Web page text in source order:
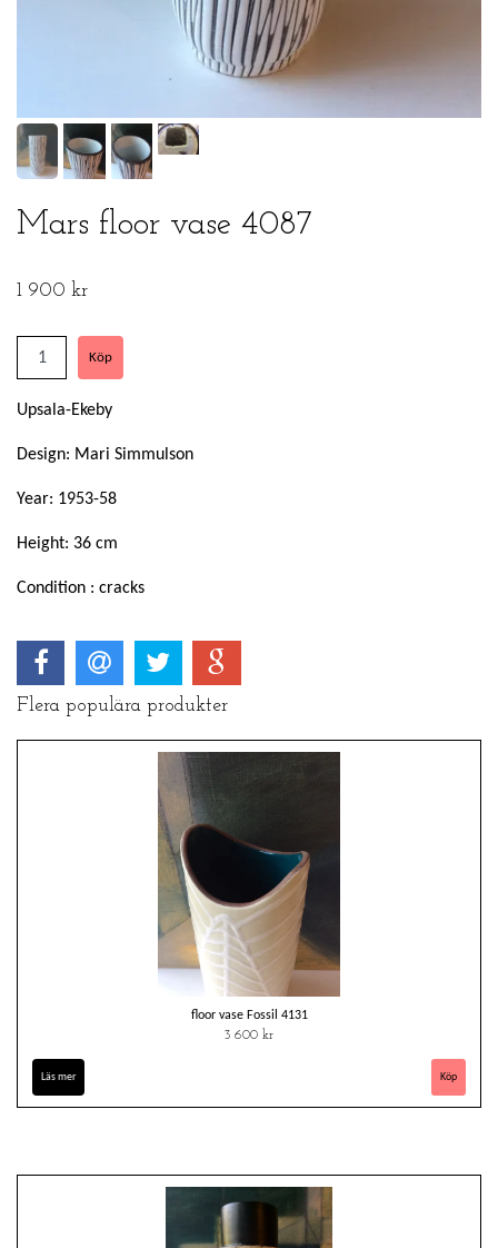
Mars floor vase 4087
1 900 kr
Upsala-Ekeby
Design: Mari Simmulson
Year: 1953-58
Height: 36 cm
Condition : cracks
Flera populära produkter
floor vase Fossil 4131
3 600 kr
Läs mer